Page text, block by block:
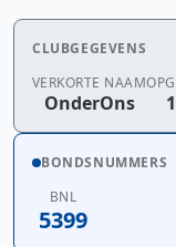
CLUBGEGEVENS
VERKORTE NAAM
OnderOns
BONDSNUMMERS
BNL
5399